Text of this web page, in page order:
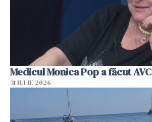
Medicul Monica Pop a făcut AVC
31 IULIE 2026